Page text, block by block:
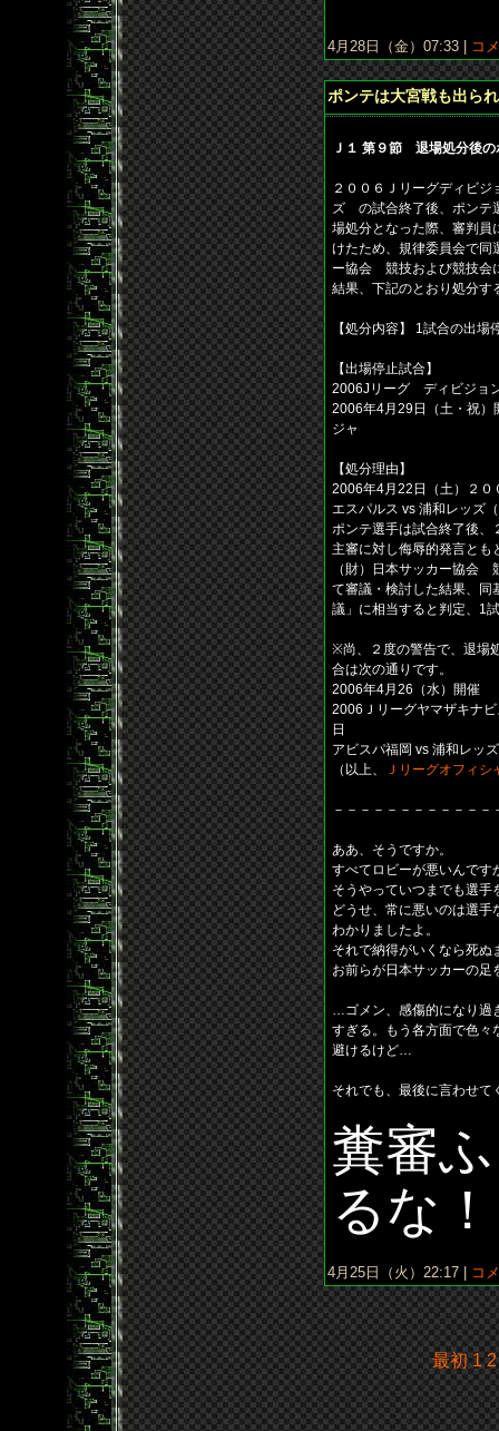
4月28日（金）07:33 | コ
ポンテは大宮戦も出ら
Ｊ１ 第９節 退場処分後の
２００６Ｊリーグディビ
ズ の試合終了後、ポンテ
場処分となった際、審判員
けたため、規律委員会で
ー協会 競技および競技会
結果、下記のとおり処分す
【処分内容】 1試合の出場
【出場停止試合】
2006Jリーグ ディビジョ
2006年4月29日（土・祝
ジャ
【処分理由】
2006年4月22日（土）２
エスパルス vs 浦和レッズ
ポンテ選手は試合終了後、
主審に対し侮辱的発言とも
（財）日本サッカー協会
て審議・検討した結果、同
議」に相当すると判定、1
※尚、２度の警告で、退場
合は次の通りです。
2006年4月26（水）開催
2006Ｊリーグヤマザキナ
日
アビスパ福岡 vs 浦和レッズ
（以上、
Ｊリーグオフィシ
－－－－－－－－－－－
ああ、そうですか。
すべてロビーが悪いんです
そうやっていつまでも選手
どうせ、常に悪いのは選手
わかりましたよ。
それで納得がいくなら死ぬ
お前らが日本サッカーの足
…ゴメン、感傷的になり過
すぎる。もう各方面で色々
避けるけど…
それでも、最後に言わせて
糞審
るな
4月25日（火）22:17 | コ
最初 1 2